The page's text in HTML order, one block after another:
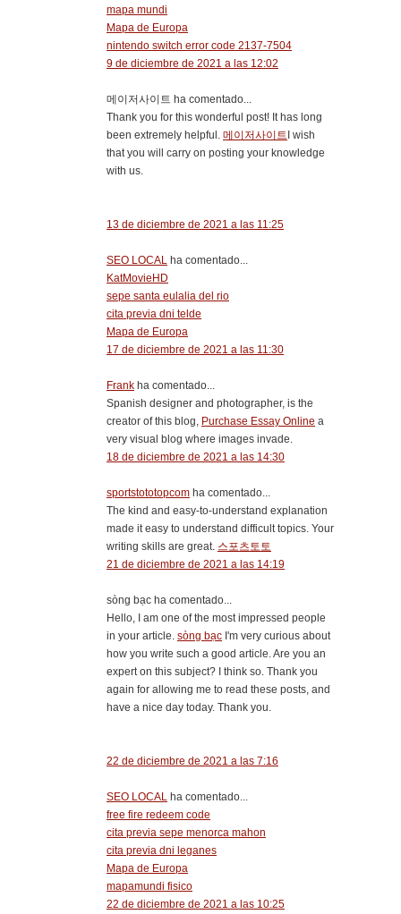
mapa mundi
Mapa de Europa
nintendo switch error code 2137-7504
9 de diciembre de 2021 a las 12:02
메이저사이트 ha comentado...
Thank you for this wonderful post! It has long
been extremely helpful. 메이저사이트 I wish
that you will carry on posting your knowledge
with us.
13 de diciembre de 2021 a las 11:25
SEO LOCAL ha comentado...
KatMovieHD
sepe santa eulalia del rio
cita previa dni telde
Mapa de Europa
17 de diciembre de 2021 a las 11:30
Frank ha comentado...
Spanish designer and photographer, is the
creator of this blog, Purchase Essay Online a
very visual blog where images invade.
18 de diciembre de 2021 a las 14:30
sportstototopcom ha comentado...
The kind and easy-to-understand explanation
made it easy to understand difficult topics. Your
writing skills are great. 스포츠토토
21 de diciembre de 2021 a las 14:19
sòng bạc ha comentado...
Hello, I am one of the most impressed people
in your article. sòng bạc I'm very curious about
how you write such a good article. Are you an
expert on this subject? I think so. Thank you
again for allowing me to read these posts, and
have a nice day today. Thank you.
22 de diciembre de 2021 a las 7:16
SEO LOCAL ha comentado...
free fire redeem code
cita previa sepe menorca mahon
cita previa dni leganes
Mapa de Europa
mapamundi fisico
22 de diciembre de 2021 a las 10:25